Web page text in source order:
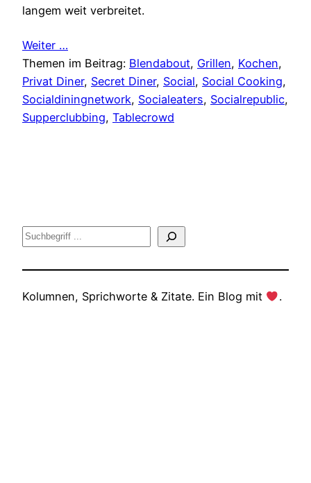
langem weit verbreitet.
Weiter …
Themen im Beitrag: Blendabout, Grillen, Kochen
Privat Diner, Secret Diner, Social, Social Cooking
Socialdiningnetwork, Socialeaters, Socialrepublic
Supperclubbing, Tablecrowd
Suche
Kolumnen, Sprichworte & Zitate. Ein Blog mit .